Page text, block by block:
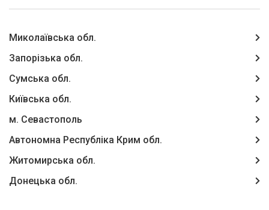
Миколаївська обл.
Запорізька обл.
Сумська обл.
Київська обл.
м. Севастополь
Автономна Республіка Крим обл.
Житомирська обл.
Донецька обл.